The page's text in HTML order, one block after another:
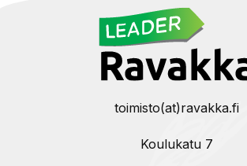
toimisto(at)ravakka.fi
Koulukatu 7